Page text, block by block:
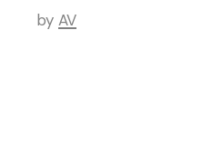
by AV